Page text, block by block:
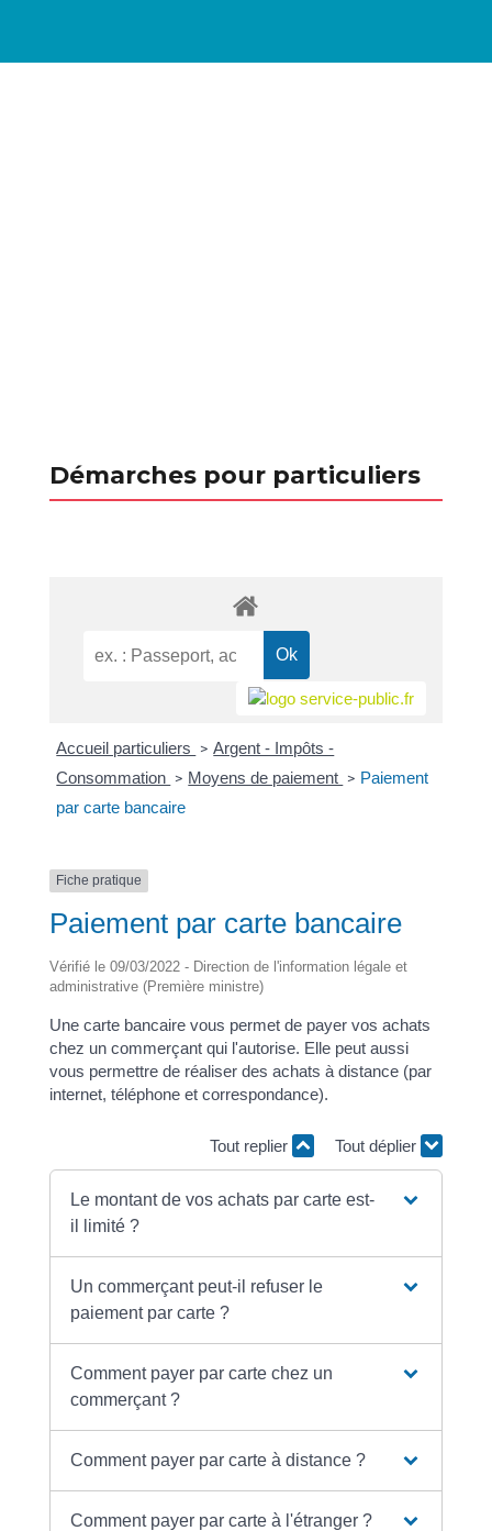
Démarches pour particuliers
Accueil particuliers > Argent - Impôts -
Consommation > Moyens de paiement > Paiement
par carte bancaire
Fiche pratique
Paiement par carte bancaire
Vérifié le 09/03/2022 - Direction de l'information légale et
administrative (Première ministre)
Une carte bancaire vous permet de payer vos achats
chez un commerçant qui l'autorise. Elle peut aussi
vous permettre de réaliser des achats à distance (par
internet, téléphone et correspondance).
Tout replier Tout déplier
Le montant de vos achats par carte est-
il limité ?
Un commerçant peut-il refuser le
paiement par carte ?
Comment payer par carte chez un
commerçant ?
Comment payer par carte à distance ?
Comment payer par carte à l'étranger ?